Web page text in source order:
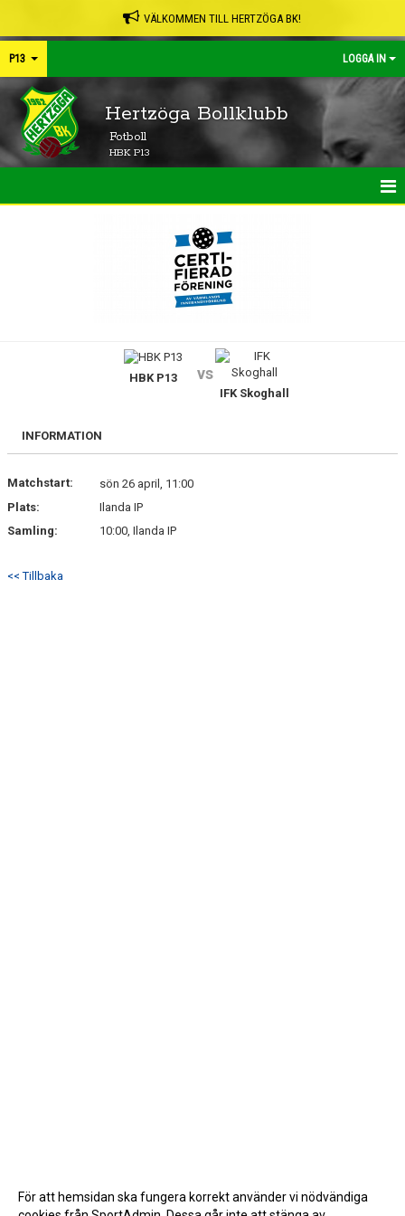
VÄLKOMMEN TILL HERTZÖGA BK!
P13 LOGGA IN
Hertzöga Bollklubb
Fotboll
HBK P13
DOKUMENT
HBK P13 vs
IFK Skoghall
INFORMATION
Matchstart:
sön 26 april, 11:00
Plats:
Ilanda IP
Samling:
10:00, Ilanda IP
<< Tillbaka
För att hemsidan ska fungera korrekt använder vi nödvändiga